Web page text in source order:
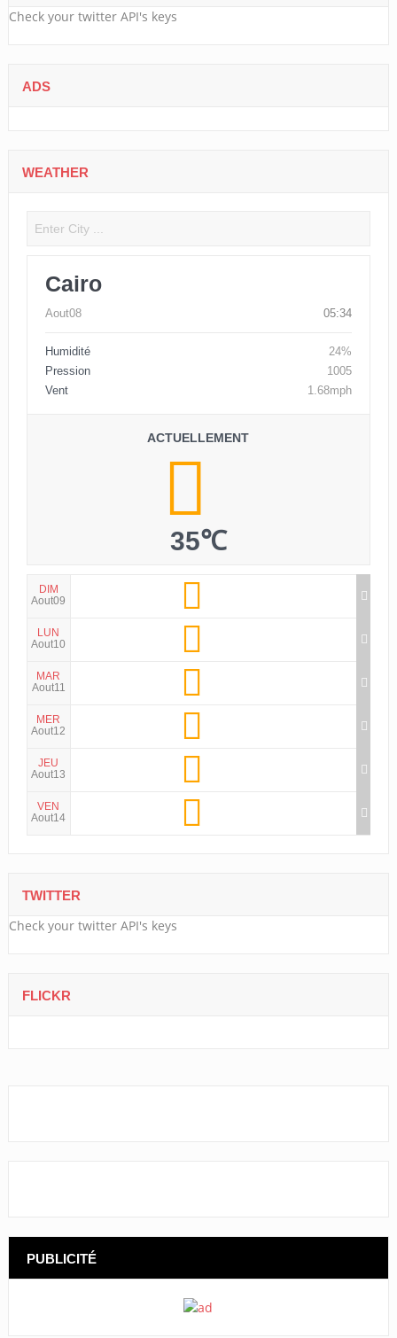
Check your twitter API's keys
ADS
WEATHER
Cairo
Aout08 05:34
Humidité
24%
Pression
1005
Vent
1.68mph
ACTUELLEMENT
35℃
DIM
Aout09
LUN
Aout10
MAR
Aout11
MER
Aout12
JEU
Aout13
VEN
Aout14
TWITTER
Check your twitter API's keys
FLICKR
PUBLICITÉ